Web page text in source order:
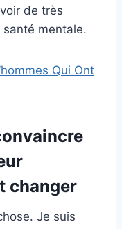
de très
santé mentale.
Qui Ont
changer
Je suis